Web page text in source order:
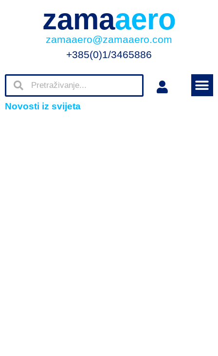
zamaaero
zamaaero@zamaaero.com
+385(0)1/3465886
Novosti iz svijeta